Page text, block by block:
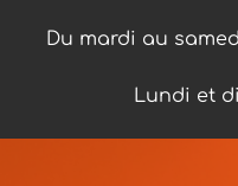
Du mardi au
Lundi et